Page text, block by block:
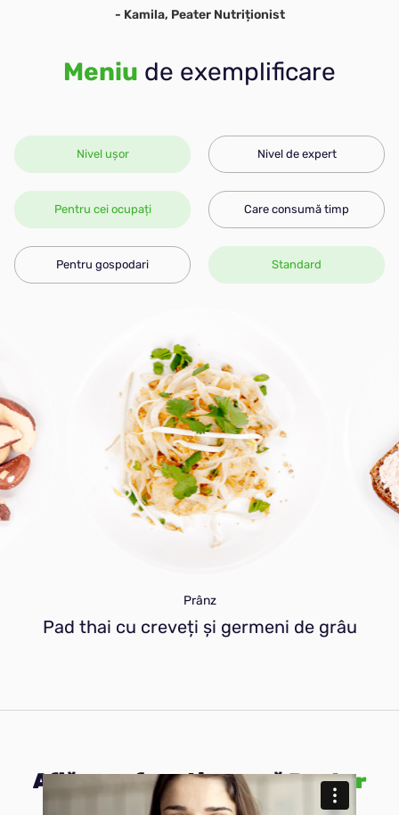
- Kamila, Peater Nutriționist
Meniu de exemplificare
Nivel ușor Nivel de expert
Pentru cei ocupați Care consumă timp
Pentru gospodari Standard
Prânz
Pad thai cu creveți și germeni de grâu
Află cum funcționeazăPeater